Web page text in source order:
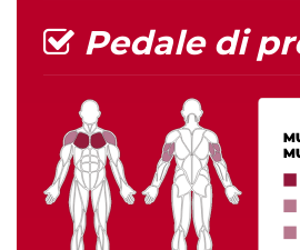
Pedale di